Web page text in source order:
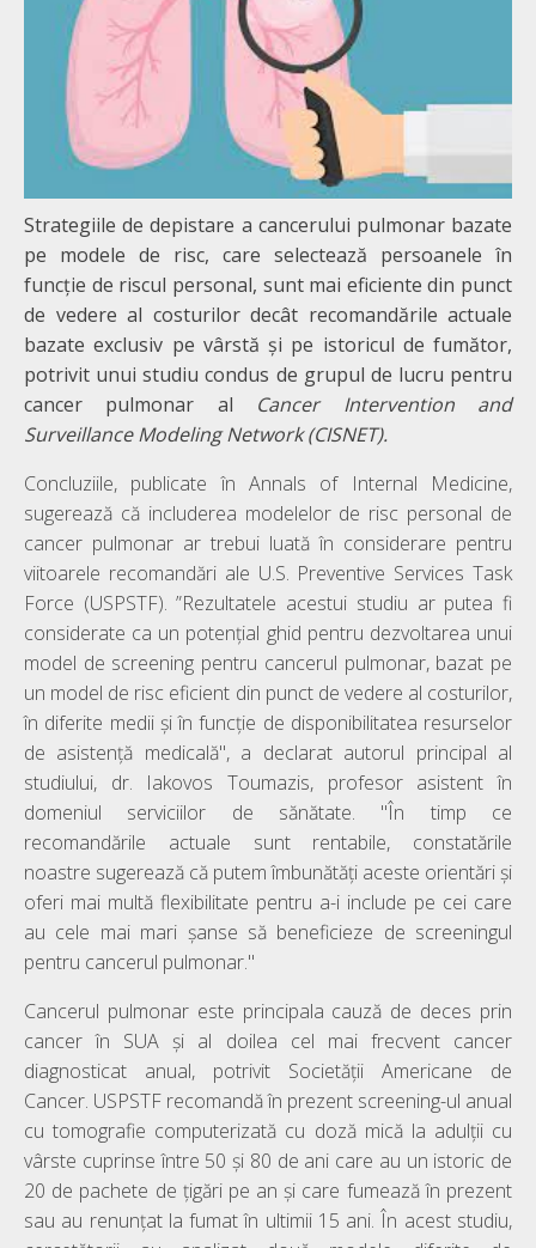
Strategiile de depistare a cancerului pulmonar bazate
pe modele de risc, care selectează persoanele în
funcție de riscul personal, sunt mai eficiente din punct
de vedere al costurilor decât recomandările actuale
bazate exclusiv pe vârstă și pe istoricul de fumător,
potrivit unui studiu condus de grupul de lucru pentru
cancer pulmonar al Cancer Intervention and
Surveillance Modeling Network (CISNET).
Concluziile, publicate în Annals of Internal Medicine,
sugerează că includerea modelelor de risc personal de
cancer pulmonar ar trebui luată în considerare pentru
viitoarele recomandări ale U.S. Preventive Services Task
Force (USPSTF). ”Rezultatele acestui studiu ar putea fi
considerate ca un potențial ghid pentru dezvoltarea unui
model de screening pentru cancerul pulmonar, bazat pe
un model de risc eficient din punct de vedere al costurilor,
în diferite medii și în funcție de disponibilitatea resurselor
de asistență medicală", a declarat autorul principal al
studiului, dr. Iakovos Toumazis, profesor asistent în
domeniul serviciilor de sănătate. "În timp ce
recomandările actuale sunt rentabile, constatările
noastre sugerează că putem îmbunătăți aceste orientări și
oferi mai multă flexibilitate pentru a-i include pe cei care
au cele mai mari șanse să beneficieze de screeningul
pentru cancerul pulmonar."
Cancerul pulmonar este principala cauză de deces prin
cancer în SUA și al doilea cel mai frecvent cancer
diagnosticat anual, potrivit Societății Americane de
Cancer. USPSTF recomandă în prezent screening-ul anual
cu tomografie computerizată cu doză mică la adulții cu
vârste cuprinse între 50 și 80 de ani care au un istoric de
20 de pachete de țigări pe an și care fumează în prezent
sau au renunțat la fumat în ultimii 15 ani. În acest studiu,